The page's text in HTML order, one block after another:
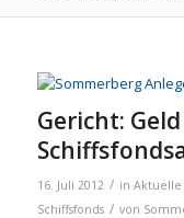
Gericht:
16. Juli 2012 / in Aktuelle
Schiffsfonds / von